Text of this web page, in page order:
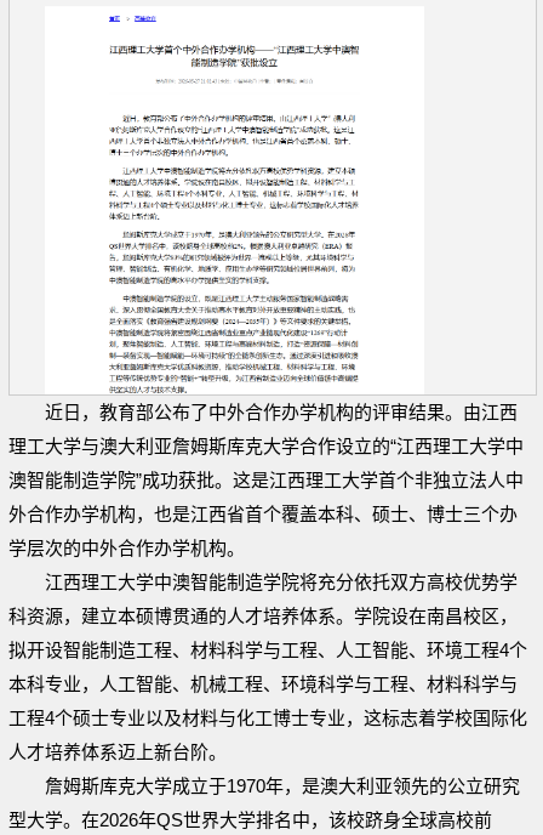
近日，教育部公布了中外合作办学机构的评审结果。由江西
理工大学与澳大利亚詹姆斯库克大学合作设立的“江西理工大学中
澳智能制造学院”成功获批。这是江西理工大学首个非独立法人中
外合作办学机构，也是江西省首个覆盖本科、硕士、博士三个办
学层次的中外合作办学机构。
江西理工大学中澳智能制造学院将充分依托双方高校优势学
科资源，建立本硕博贯通的人才培养体系。学院设在南昌校区，
拟开设智能制造工程、材料科学与工程、人工智能、环境工程4个
本科专业，人工智能、机械工程、环境科学与工程、材料科学与
工程4个硕士专业以及材料与化工博士专业，这标志着学校国际化
人才培养体系迈上新台阶。
詹姆斯库克大学成立于1970年，是澳大利亚领先的公立研究
型大学。在2026年QS世界大学排名中，该校跻身全球高校前